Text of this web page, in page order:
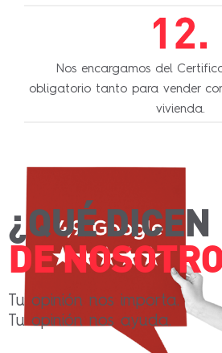
Nos encargamos del
obligatorio tanto para vender
vivienda.
¿QUÉ DICEN
DE
Tu opinión nos importa.
Tu opinión nos ayuda.